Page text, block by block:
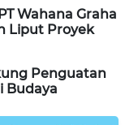
Wahana Graha
Liput Proyek
Penguatan
Budaya